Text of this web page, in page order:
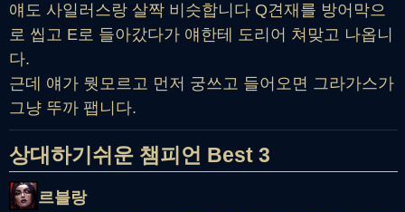
얘도 사일러스랑 살짝 비슷합니다 Q견재를 방어막으
로 씹고 E로 들아갔다가 얘한테 도리어 쳐맞고 나옵니
다.
근데 얘가 뭣모르고 먼저 궁쓰고 들어오면 그라가스가
그냥 뚜까 팹니다.
상대하기쉬운 챔피언 Best 3
르블랑